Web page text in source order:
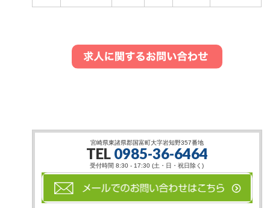
宮崎県東諸県郡国富町大字岩知野357番地
TEL 0985-36-6464
受付時間 8:30 - 17:30 (土・日・祝日除く)